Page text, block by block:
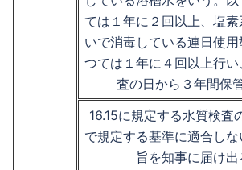
ては１年に２回以上、塩
いで消毒している連日使
つては１年に４回以上行
査の日から３年間保
16.15に規定する水質検査
で規定する基準に適合し
旨を知事に届け出